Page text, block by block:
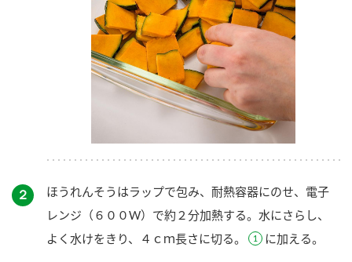
２
ほうれんそうはラップで包み、耐熱容器にのせ、電子
レンジ（６００W）で約２分加熱する。水にさらし、
よく水けをきり、４ｃｍ長さに切る。
に加える。